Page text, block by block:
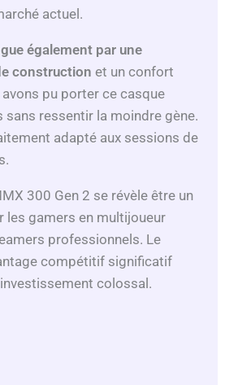
actuel.
également par une
construction et un confort
pu porter ce casque
sans ressentir la moindre gène.
adapté aux sessions de
300 Gen 2 se révèle être un
les gamers en multijoueur
professionnels. Le
compétitif significatif
colossal.